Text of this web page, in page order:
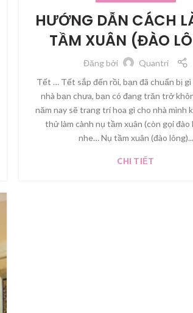
HƯỚNG DẪN CÁCH
TẦM XUÂN (ĐÀO
Đăng bởi
Quantri
Tết … Tết sắp đến rồi, bạn đã chuẩn bị
nhà bạn chưa, bạn có đang trăn trở
năm nay sẽ trang trí hoa gì cho nhà mình
thử làm cành nụ tầm xuân (còn gọi đào
nhe… Nụ tầm xuân (đào lông)...
CHI TIẾT